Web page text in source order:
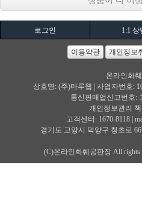
로그인 1:1 상
이용약관 개인정보
온라인화
상호명: (주)마루웹 | 사업자번호:
통신판매업신고번호:
개인정보관리
고객센터: 1670-8118 |
경기도 고양시 덕양구 청초로
(C)온라인화훼공판장 All rights